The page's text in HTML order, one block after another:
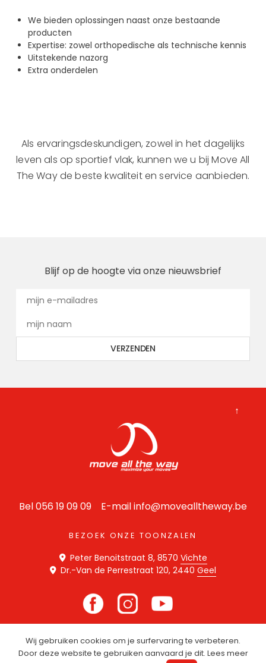
We bieden oplossingen naast onze bestaande
producten
Expertise: zowel orthopedische als technische kennis
Uitstekende nazorg
Extra onderdelen
Als ervaringsdeskundigen, zowel in het dagelijks
leven als op sportief vlak, kunnen we u bij Move All
The Way de beste kwaliteit en service aanbieden.
Blijf op de hoogte via onze nieuwsbrief
↑
Bel 056 19 09 09 E-mailinfo@movealltheway.be
BEZOEK ONZE TOONZALEN
Peter Benoitstraat 8, 8570 Vichte
Dr.-Van de Perrestraat 120, 2440 Geel
Disclaimer Privacy Statement Cookie Policy
Website door SPECTER
Wij gebruiken cookies om je surfervaring te verbeteren.
Door deze website te gebruiken aanvaard je dit. Lees meer